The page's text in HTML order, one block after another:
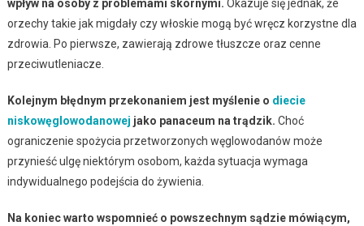
wpływ na osoby z problemami skórnymi. Okazuje się jednak, że
orzechy takie jak migdały czy włoskie mogą być wręcz korzystne dla
zdrowia. Po pierwsze, zawierają zdrowe tłuszcze oraz cenne
przeciwutleniacze.
Kolejnym błędnym przekonaniem jest myślenie o diecie
niskowęglowodanowej jako panaceum na trądzik. Choć
ograniczenie spożycia przetworzonych węglowodanów może
przynieść ulgę niektórym osobom, każda sytuacja wymaga
indywidualnego podejścia do żywienia.
Na koniec warto wspomnieć o powszechnym sądzie mówiącym,